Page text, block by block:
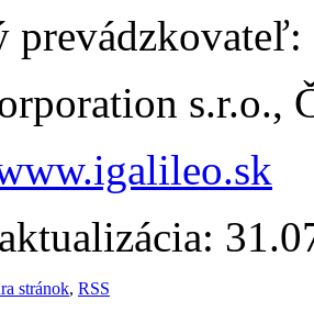
prevádzkovateľ:
s.r.o.,
stránok, RSS